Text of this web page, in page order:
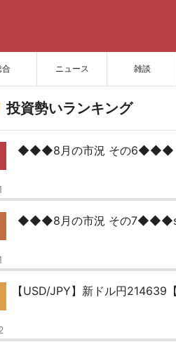
合 ニュース 雑談
投資勢いランキング
◆◆◆8月の市況 その6◆◆◆
◆◆◆8月の市況 その
【USD/JPY】新ドル円214639